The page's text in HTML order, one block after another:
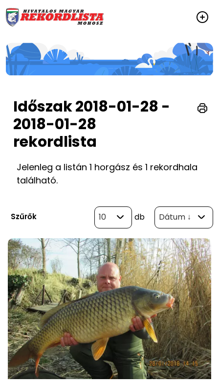
Időszak 2018-01-28 -
2018-01-28
rekordlista
Jelenleg a listán 1 horgász és 1 rekordhala
található.
Szűrők 10 db Dátum ↓